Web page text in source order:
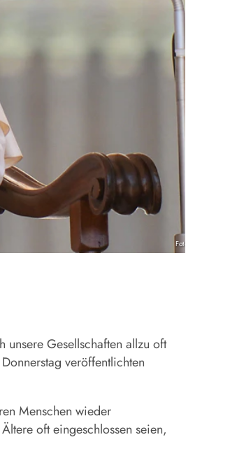
Foto: KNA
unsere Gesellschaften allzu oft
veröffentlichten
Menschen wieder
oft eingeschlossen seien,